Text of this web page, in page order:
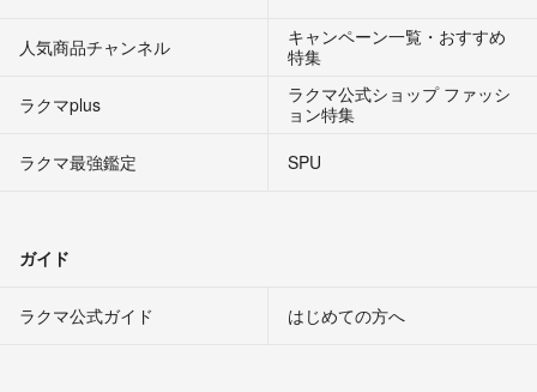
人気商品チャンネル
キャンペーン一覧・おすすめ
特集
ラクマplus
ラクマ公式ショップ ファッシ
ョン特集
ラクマ最強鑑定
SPU
ガイド
ラクマ公式ガイド はじめての方へ